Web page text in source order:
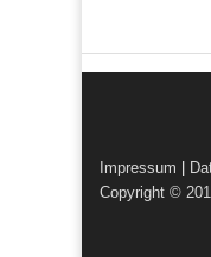
Impressum
Copyright ©